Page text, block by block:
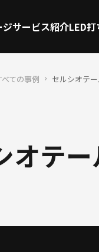
ジサービス紹介LED
べての事例 セルシオテ
オテ